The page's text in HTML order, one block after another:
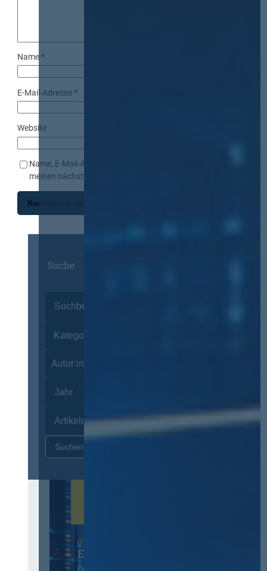
Name*
E-Mail-Adresse*
Website
Name, E-Mail-Adresse und Website in diesem Browser für
meinen nächsten Kommentar speichern.
Suche
Autor:innen
07. Oktober 2026 in Berlin
EVB-IT Thementag
Der Thementag für die